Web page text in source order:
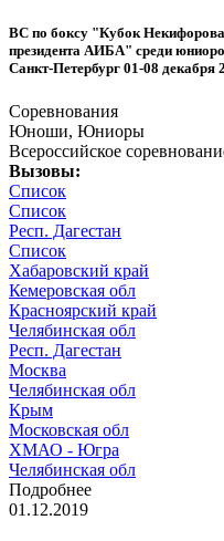
ВС по боксу "Кубок
президента АИБА" среди
Санкт-Петербург 01-08 декабря
Соревнования
Юноши, Юниоры
Всероссийское
Вызовы:
Список
Список
Респ. Дагестан
Список
Хабаровский край
Кемеровская обл
Красноярский край
Челябинская обл
Респ. Дагестан
Москва
Челябинская обл
Крым
Московская обл
ХМАО - Югра
Челябинская обл
Подробнее
01.12.2019